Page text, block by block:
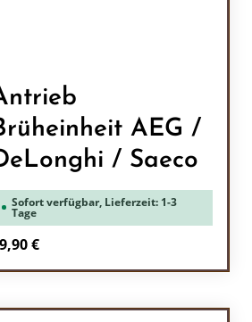
AEG /
/ Saeco
Sofort verfügbar, Lieferzeit: 1-3
Tage
Preis:
€